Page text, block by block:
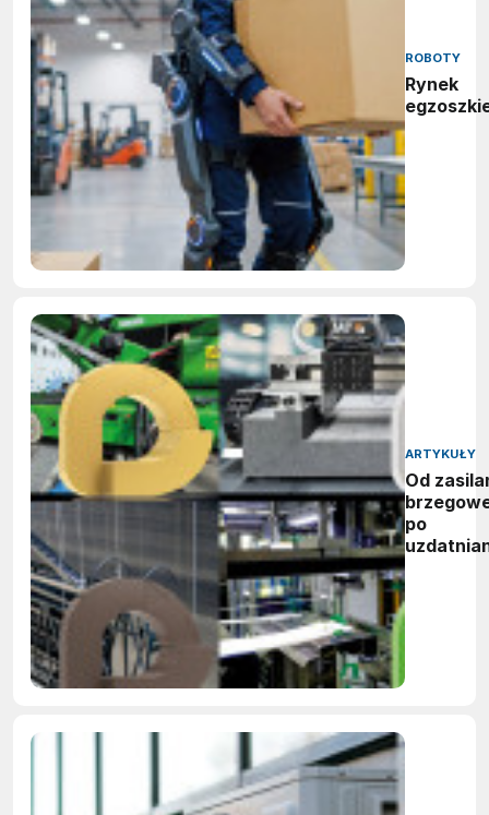
ROBOTY
Rynek
ARTYKUŁY
Od
po